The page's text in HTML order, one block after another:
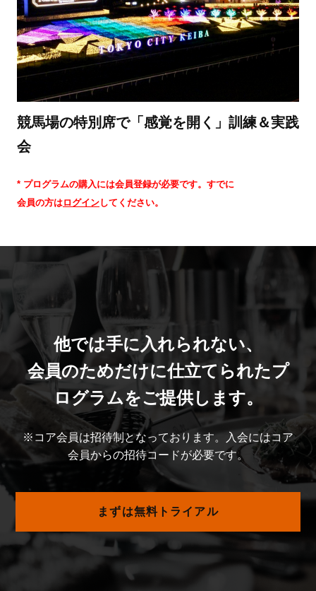
競馬場の特別席で「感覚を開く」訓練＆実践
会
* プログラムの購入には会員登録が必要です。すでに
会員の方はログインしてください。
他では手に入れられない、
会員のためだけに仕立てられたプ
ログラムをご提供します。
※コア会員は招待制となっております。入会にはコア
会員からの招待コードが必要です。
まずは無料トライアル